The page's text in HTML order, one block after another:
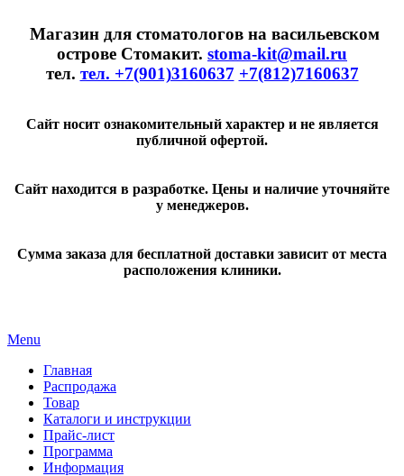
Магазин для стоматологов на васильевском
острове Стомакит. stoma-kit@mail.ru
тел. тел. +7(901)3160637 +7(812)7160637
Сайт носит ознакомительный характер и не является
публичной офертой.
Сайт находится в разработке. Цены и наличие уточняйте
у менеджеров.
Сумма заказа для бесплатной доставки зависит от места
расположения клиники.
Menu
Главная
Распродажа
Товар
Каталоги и инструкции
Прайс-лист
Программа
Информация